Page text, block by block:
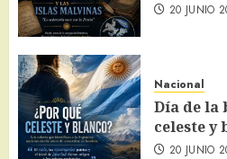
20 JUNIO
Nacional
Día de la
celeste y
20 JUNIO